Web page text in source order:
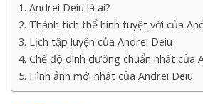
1. Andrei Deiu là ai?
2. Thành tích thể hình tuyệt vời của
3. Lịch tập luyện của Andrei Deiu
4. Chế độ dinh dưỡng chuẩn nhất của
5. Hình ảnh mới nhất của Andrei Deiu